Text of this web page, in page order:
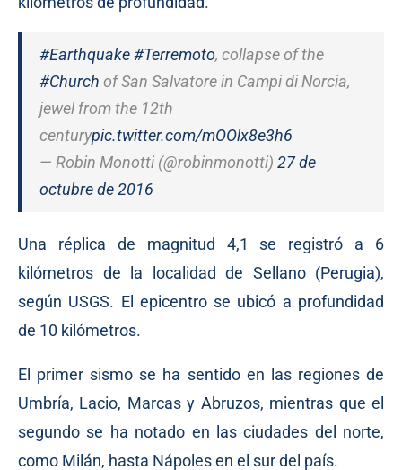
#Earthquake#Terremoto, collapse of the
#Church of San Salvatore in Campi di Norcia,
jewel from the 12th
centurypic.twitter.com/mOOlx8e3h6
— Robin Monotti (@robinmonotti) 27 de
octubre de 2016
Una réplica de magnitud 4,1 se registró a 6
kilómetros de la localidad de Sellano (Perugia),
según USGS. El epicentro se ubicó a profundidad
de 10 kilómetros.
El primer sismo se ha sentido en las regiones de
Umbría, Lacio, Marcas y Abruzos, mientras que el
segundo se ha notado en las ciudades del norte,
como Milán, hasta Nápoles en el sur del país.